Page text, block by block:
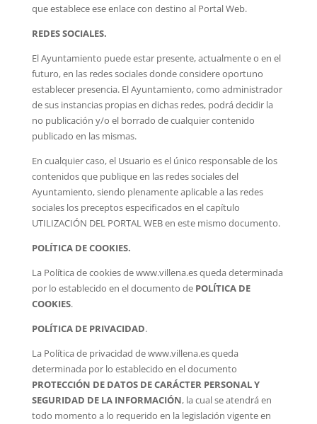
que establece ese enlace con destino al Portal Web.
REDES SOCIALES.
El Ayuntamiento puede estar presente, actualmente o en el
futuro, en las redes sociales donde considere oportuno
establecer presencia. El Ayuntamiento, como administrador
de sus instancias propias en dichas redes, podrá decidir la
no publicación y/o el borrado de cualquier contenido
publicado en las mismas.
En cualquier caso, el Usuario es el único responsable de los
contenidos que publique en las redes sociales del
Ayuntamiento, siendo plenamente aplicable a las redes
sociales los preceptos especificados en el capítulo
UTILIZACIÓN DEL PORTAL WEB en este mismo documento.
POLÍTICA DE COOKIES.
La Política de cookies de www.villena.es queda determinada
por lo establecido en el documento de POLÍTICA DE
COOKIES.
POLÍTICA DE PRIVACIDAD.
La Política de privacidad de www.villena.es queda
determinada por lo establecido en el documento
PROTECCIÓN DE DATOS DE CARÁCTER PERSONAL Y
SEGURIDAD DE LA INFORMACIÓN, la cual se atendrá en
todo momento a lo requerido en la legislación vigente en